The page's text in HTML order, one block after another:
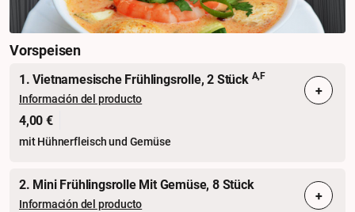
Vorspeisen
1. Vietnamesische Frühlingsrolle, 2 Stück A,F
Información del producto
4,00 €
mit Hühnerfleisch und Gemüse
+
2. Mini Frühlingsrolle Mit Gemüse, 8 Stück
Información del producto +